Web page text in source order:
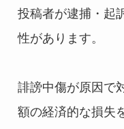
投稿者が逮捕・起
性があります。
誹謗中傷が原因で
額の経済的な損失